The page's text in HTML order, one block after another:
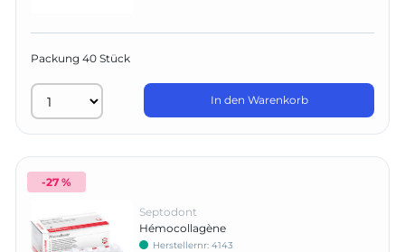
Packung 40 Stück
In den Warenkorb
-27 %
Septodont
Hémocollagène
Herstellernr: 4143